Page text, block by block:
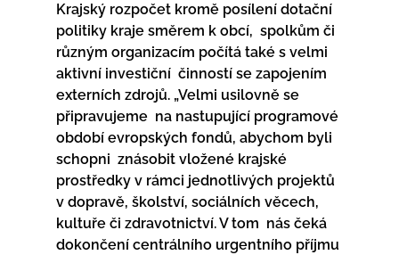
Krajský rozpočet kromě posílení dotační
politiky kraje směrem k obcí,  spolkům či
různým organizacím počítá také s velmi
aktivní investiční  činností se zapojením
externích zdrojů. „Velmi usilovně se
připravujeme  na nastupující programové
období evropských fondů, abychom byli
schopni  znásobit vložené krajské
prostředky v rámci jednotlivých projektů
v dopravě, školství, sociálních věcech,
kultuře či zdravotnictví. V tom  nás čeká
dokončení centrálního urgentního příjmu